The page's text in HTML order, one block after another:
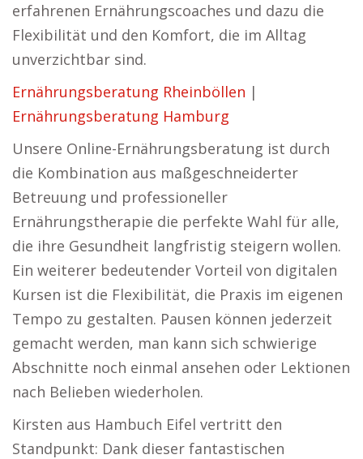
erfahrenen Ernährungscoaches und dazu die
Flexibilität und den Komfort, die im Alltag
unverzichtbar sind.
Ernährungsberatung Rheinböllen |
Ernährungsberatung Hamburg
Unsere Online-Ernährungsberatung ist durch
die Kombination aus maßgeschneiderter
Betreuung und professioneller
Ernährungstherapie die perfekte Wahl für alle,
die ihre Gesundheit langfristig steigern wollen.
Ein weiterer bedeutender Vorteil von digitalen
Kursen ist die Flexibilität, die Praxis im eigenen
Tempo zu gestalten. Pausen können jederzeit
gemacht werden, man kann sich schwierige
Abschnitte noch einmal ansehen oder Lektionen
nach Belieben wiederholen.
Kirsten aus Hambuch Eifel vertritt den
Standpunkt: Dank dieser fantastischen